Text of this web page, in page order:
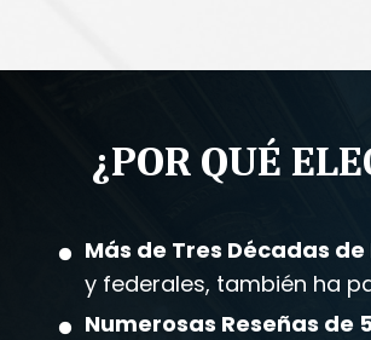
¿POR QUÉ
Más de Tres Décadas
y federales, también ha
Numerosas Reseñas de